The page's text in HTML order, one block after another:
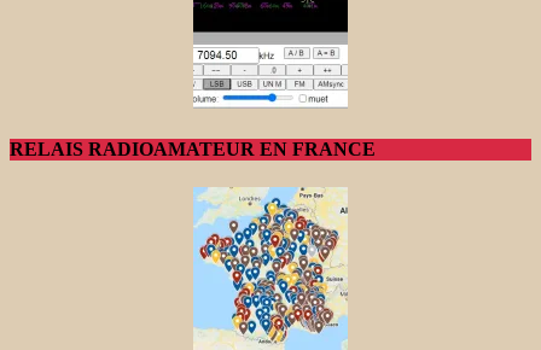
RELAIS RADIOAMATEUR EN FRANCE